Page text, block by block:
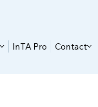
InTA Pro Contact